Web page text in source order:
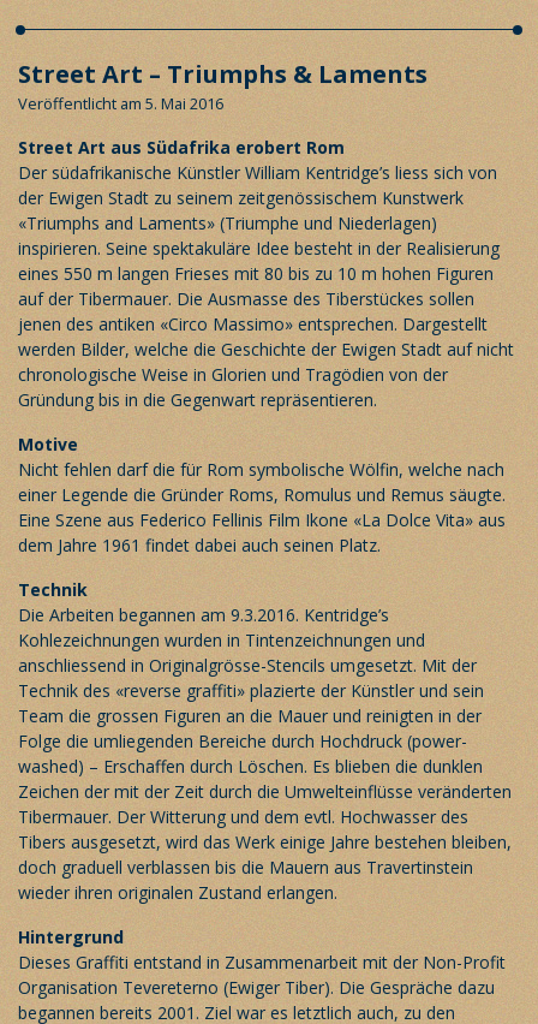
Street Art – Triumphs & Laments
Veröffentlicht am 5. Mai 2016
Street Art aus Südafrika erobert Rom
Der südafrikanische Künstler William Kentridge’s liess sich von
der Ewigen Stadt zu seinem zeitgenössischem Kunstwerk
«Triumphs and Laments» (Triumphe und Niederlagen)
inspirieren. Seine spektakuläre Idee besteht in der Realisierung
eines 550 m langen Frieses mit 80 bis zu 10 m hohen Figuren
auf der Tibermauer. Die Ausmasse des Tiberstückes sollen
jenen des antiken «Circo Massimo» entsprechen. Dargestellt
werden Bilder, welche die Geschichte der Ewigen Stadt auf nicht
chronologische Weise in Glorien und Tragödien von der
Gründung bis in die Gegenwart repräsentieren.
Motive
Nicht fehlen darf die für Rom symbolische Wölfin, welche nach
einer Legende die Gründer Roms, Romulus und Remus säugte.
Eine Szene aus Federico Fellinis Film Ikone «La Dolce Vita» aus
dem Jahre 1961 findet dabei auch seinen Platz.
Technik
Die Arbeiten begannen am 9.3.2016. Kentridge’s
Kohlezeichnungen wurden in Tintenzeichnungen und
anschliessend in Originalgrösse-Stencils umgesetzt. Mit der
Technik des «reverse graffiti» plazierte der Künstler und sein
Team die grossen Figuren an die Mauer und reinigten in der
Folge die umliegenden Bereiche durch Hochdruck (power-
washed) – Erschaffen durch Löschen. Es blieben die dunklen
Zeichen der mit der Zeit durch die Umwelteinflüsse veränderten
Tibermauer. Der Witterung und dem evtl. Hochwasser des
Tibers ausgesetzt, wird das Werk einige Jahre bestehen bleiben,
doch graduell verblassen bis die Mauern aus Travertinstein
wieder ihren originalen Zustand erlangen.
Hintergrund
Dieses Graffiti entstand in Zusammenarbeit mit der Non-Profit
Organisation Tevereterno (Ewiger Tiber). Die Gespräche dazu
begannen bereits 2001. Ziel war es letztlich auch, zu den